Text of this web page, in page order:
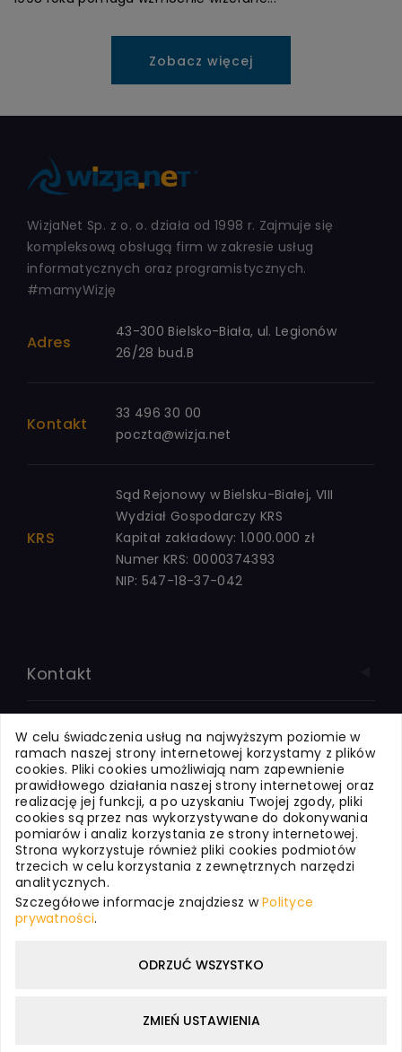
W celu świadczenia usług na najwyższym poziomie w
ramach naszej strony internetowej korzystamy z plików
cookies. Pliki cookies umożliwiają nam zapewnienie
prawidłowego działania naszej strony internetowej oraz
realizację jej funkcji, a po uzyskaniu Twojej zgody, pliki
cookies są przez nas wykorzystywane do dokonywania
pomiarów i analiz korzystania ze strony internetowej.
Strona wykorzystuje również pliki cookies podmiotów
trzecich w celu korzystania z zewnętrznych narzędzi
analitycznych.
Szczegółowe informacje znajdziesz wPolityce
prywatności.
ODRZUĆ WSZYSTKO
ZMIEŃ USTAWIENIA
Zobacz więcej
WizjaNet Sp. z o. o. działa od 1998 r. Zajmuje się
kompleksową obsługą firm w zakresie usług
informatycznych oraz programistycznych.
#mamyWizję
Adres
43-300 Bielsko-Biała, ul. Legionów
26/28 bud.B
Kontakt
33 496 30 00
poczta@wizja.net
KRS
Sąd Rejonowy w Bielsku-Białej, VIII
Wydział Gospodarczy KRS
Kapitał zakładowy: 1.000.000 zł
Numer KRS: 0000374393
NIP: 547-18-37-042
Kontakt
Systemy dla Firm
Systemy dla Oświaty
Usługi internetowe
WizjaNet - o nas